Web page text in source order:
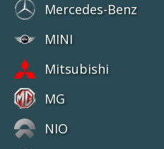
Mercedes-Benz
MINI
Mitsubishi
MG
NIO